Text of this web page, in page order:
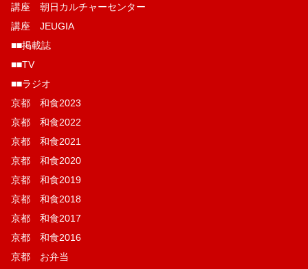
講座 朝日カルチャーセンター
講座 JEUGIA
■■掲載誌
■■TV
■■ラジオ
京都 和食2023
京都 和食2022
京都 和食2021
京都 和食2020
京都 和食2019
京都 和食2018
京都 和食2017
京都 和食2016
京都 お弁当